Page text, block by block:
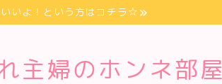
いよ！という方はコチラ☆
主婦のホンネ部屋